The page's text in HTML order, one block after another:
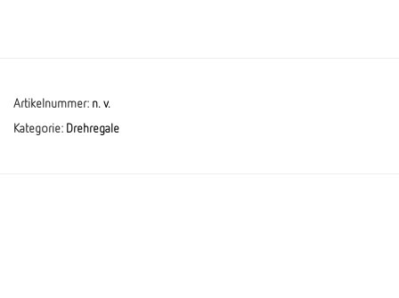
Artikelnummer: n. v.
Kategorie: Drehregale